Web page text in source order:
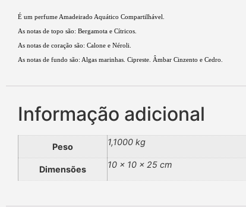
É um perfume Amadeirado Aquático Compartilhável.
As notas de topo são: Bergamota e Cítricos.
As notas de coração são: Calone e Néroli.
As notas de fundo são: Algas marinhas. Cipreste. Âmbar Cinzento e Cedro.
Informação adicional
Peso 1,1000 kg
Dimensões 10 × 10 × 25 cm